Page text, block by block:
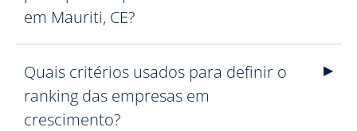
em Mauriti, CE?
Quais critérios usados para definir o
ranking das empresas em
crescimento?